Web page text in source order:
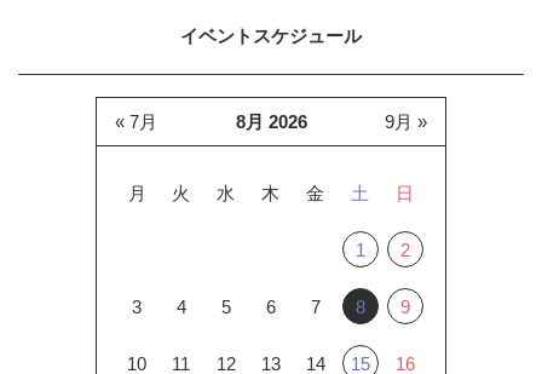
イベントスケジュール
8月 2026
月 火 水 木 金 土 日
1 2
3 4 5 6 7 8 9
10 11 12 13 14 15 16
« 7月 9月 »